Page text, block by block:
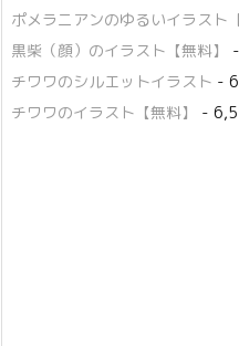
ポメラニアンのゆるいイラスト
黒柴（顔）のイラスト【無料】
チワワのシルエットイラスト -
チワワのイラスト【無料】
-